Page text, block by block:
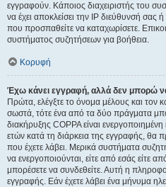
εγγραφούν. Κάποιος διαχειριστής του
να έχει αποκλείσει την IP διεύθυνσή σας
που προσπαθείτε να καταχωρίσετε.
συστήματος συζητήσεων για βοήθεια.
Κορυφή
Έχω κάνει εγγραφή, αλλά δεν μπορώ
Πρώτα, ελέγξτε το όνομα μέλους και τον
σωστά, τότε ένα από τα δύο πράγματα
διακήρυξης COPPA είναι ενεργοποιημένη
ετών κατά τη διάρκεια της εγγραφής, θα
που έχετε λάβει. Μερικά συστήματα
να ενεργοποιούνται, είτε από εσάς είτε
μπορέσετε να συνδεθείτε. Αυτή η
εγγραφής. Εάν έχετε λάβει ένα μήνυμα